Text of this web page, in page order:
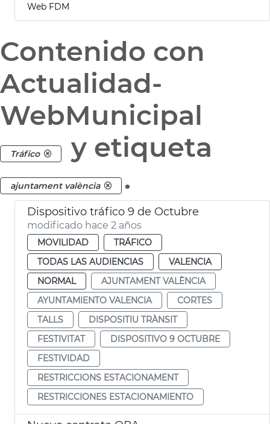
Web FDM
Contenido con
Actualidad-
WebMunicipal
Tráfico y etiqueta
ajuntament valència .
Dispositivo tráfico 9 de Octubre
modificado hace 2 años
MOVILIDAD
TRÁFICO
TODAS LAS AUDIENCIAS
VALENCIA
NORMAL
AJUNTAMENT VALÈNCIA
AYUNTAMIENTO VALENCIA
CORTES
TALLS
DISPOSITIU TRÀNSIT
FESTIVITAT
DISPOSITIVO 9 OCTUBRE
FESTIVIDAD
RESTRICCIONS ESTACIONAMENT
RESTRICCIONES ESTACIONAMIENTO